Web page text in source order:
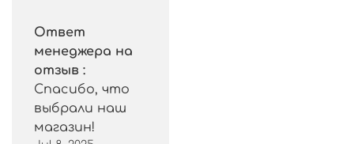
Ответ
менеджера на
отзыв :
Спасибо, что
выбрали наш
магазин!